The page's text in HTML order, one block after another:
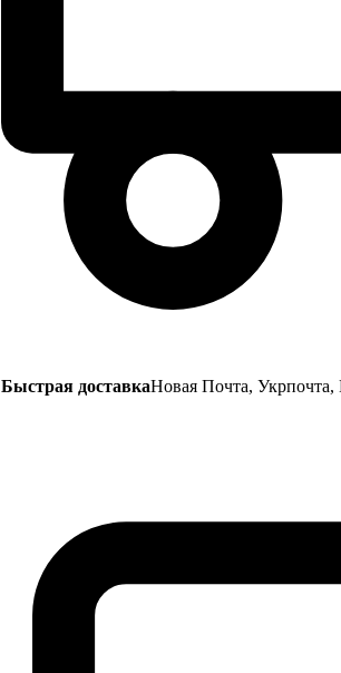
Быстрая доставкаНовая Почта, Укрпочта,